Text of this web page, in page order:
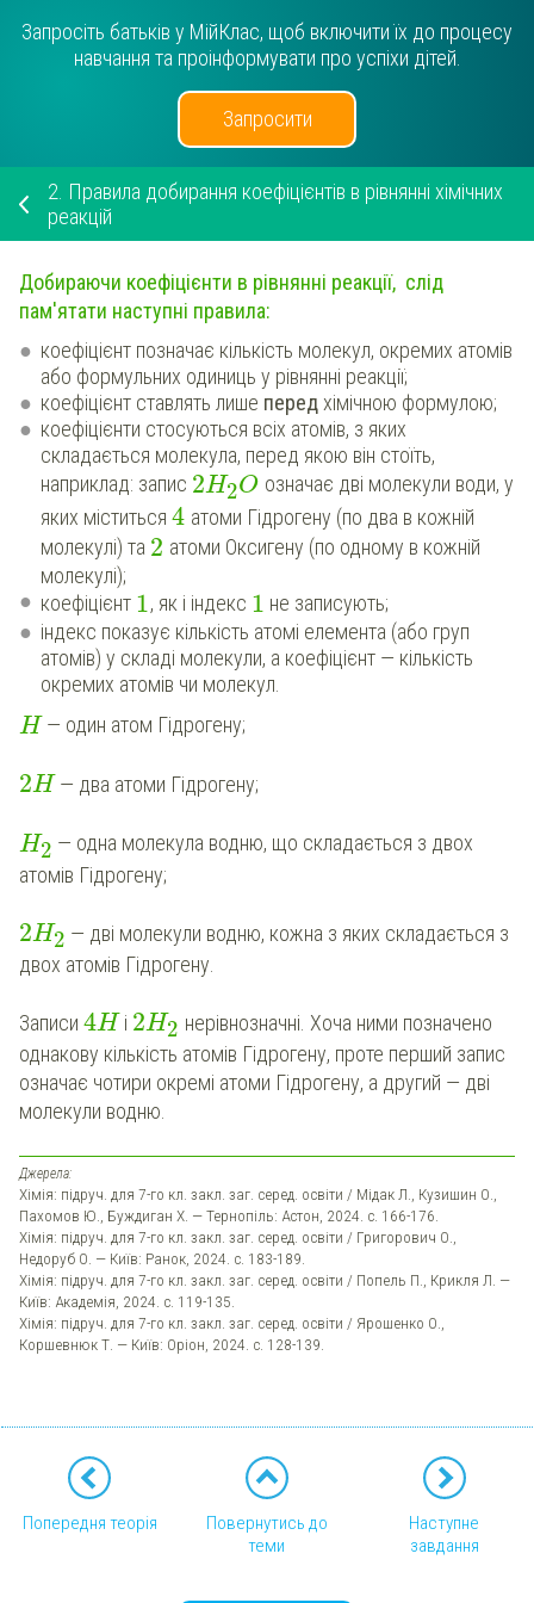
Запросіть батьків у МійКлас, щоб включити їх до процесу
навчання та проінформувати про успіхи дітей.
Запросити
2. Правила добирання коефіцієнтів в рівнянні хімічних
реакцій
Добираючи коефіцієнти в рівнянні реакції, слід
пам'ятати наступні правила:
коефіцієнт позначає кількість молекул, окремих атомів
або формульних одиниць у рівнянні реакції;
коефіцієнт ставлять лише передхімічною формулою;
коефіцієнти стосуються всіх атомів, з яких
складається молекула, перед якою він стоїть,
наприклад: запис 2H2O означає дві молекули води, у
яких міститься 4 атоми Гідрогену (по два в кожній
молекулі) та 2 атоми Оксигену (по одному в кожній
молекулі);
коефіцієнт 1, як і індекс 1 не записують;
індекс показує кількість атомі елемента (або груп
атомів) у складі молекули, а коефіцієнт — кількість
окремих атомів чи молекул.
H— один атом Гідрогену;
2H — два атоми Гідрогену;
H2 — одна молекула водню, що складається з двох
атомів Гідрогену;
2H2 — дві молекули водню, кожна з яких складається з
двох атомів Гідрогену.
Записи 4H і 2H2 нерівнозначні. Хоча ними позначено
однакову кількість атомів Гідрогену, проте перший запис
означає чотири окремі атоми Гідрогену, а другий — дві
молекули водню.
Джерела:
Хімія: підруч. для 7-го кл. закл. заг. серед. освіти / Мідак Л., Кузишин О.,
Пахомов Ю., Буждиган Х. — Тернопіль: Астон, 2024. с. 166-176.
Хімія: підруч. для 7-го кл. закл. заг. серед. освіти / Григорович О.,
Недоруб О. — Київ: Ранок, 2024. с. 183-189.
Хімія: підруч. для 7-го кл. закл. заг. серед. освіти / Попель П., Крикля Л. —
Київ: Академія, 2024. с. 119-135.
Хімія: підруч. для 7-го кл. закл. заг. серед. освіти / Ярошенко О.,
Коршевнюк Т. — Київ: Оріон, 2024. с. 128-139.
Попередня теорія
Повернутись до
теми
Наступне
завдання